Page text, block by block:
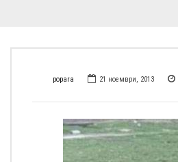
popara 21 ноември, 2013